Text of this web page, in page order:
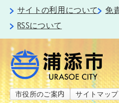
サイトの利用について 免
RSSについて
市役所のご案内 サイトマップ